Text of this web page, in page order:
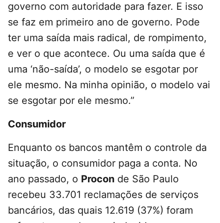
governo com autoridade para fazer. E isso
se faz em primeiro ano de governo. Pode
ter uma saída mais radical, de rompimento,
e ver o que acontece. Ou uma saída que é
uma ‘não-saída’, o modelo se esgotar por
ele mesmo. Na minha opinião, o modelo vai
se esgotar por ele mesmo.”
Consumidor
Enquanto os bancos mantêm o controle da
situação, o consumidor paga a conta. No
ano passado, o Procon de São Paulo
recebeu 33.701 reclamações de serviços
bancários, das quais 12.619 (37%) foram